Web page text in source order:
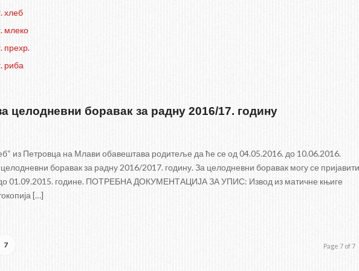
хлеб
млеко
прехр.
риба
целодневни боравак за радну 2016/17. годину
из Петровца на Млави обавештава родитеље да ће се од 04.05.2016. до 10.06.2016.
боравак за радну 2016/2017. годину. За целодневни боравак могу се
01.09.2015. године. ПОТРЕБНА ДОКУМЕНТАЦИЈА ЗА УПИС: Извод из матичне књиге
[…]
Page 7 of 7
7